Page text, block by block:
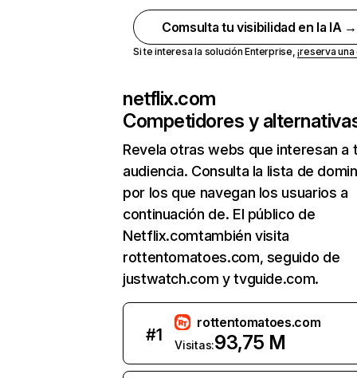
Comsulta tu visibilidad en la IA →
Si te interesa la solución Enterprise,¡reserva
netflix.com
Competidores y
Revela otras webs que interesan a
audiencia. Consulta la lista de
por los que navegan los usuarios a
continuación de. El público de
Netflix.comtambién visita
rottentomatoes.com, seguido de
justwatch.com y tvguide.com.
#1
rottentomatoes.com
Visitas:93,75 M